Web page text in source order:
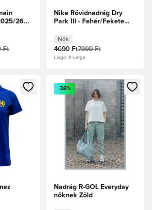
26
Ft
Nike Rövidnadrág Dry
Park III - Fehér/Fekete
Nők
4690 Ft7999 Ft
Large, X-Large
a bejelentkezéshez vagy a tagként
Megnyit egy modált a
-38%
Nadrág R-GOL Everyday
nőknek Zöld